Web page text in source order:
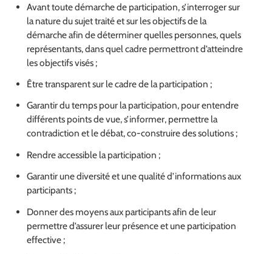
Avant toute démarche de participation, s’interroger sur
la nature du sujet traité et sur les objectifs de la
démarche afin de déterminer quelles personnes, quels
représentants, dans quel cadre permettront d’atteindre
les objectifs visés ;
Être transparent sur le cadre de la participation ;
Garantir du temps pour la participation, pour entendre
différents points de vue, s’informer, permettre la
contradiction et le débat, co-construire des solutions ;
Rendre accessible la participation ;
Garantir une diversité et une qualité d’informations aux
participants ;
Donner des moyens aux participants afin de leur
permettre d’assurer leur présence et une participation
effective ;